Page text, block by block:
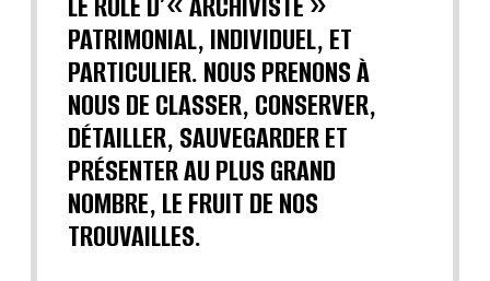
PATRIMONIAL, INDIVIDUEL, ET
PARTICULIER. NOUS PRENONS À
NOUS DE CLASSER, CONSERVER,
DÉTAILLER, SAUVEGARDER ET
PRÉSENTER AU PLUS GRAND
NOMBRE, LE FRUIT DE NOS
TROUVAILLES.